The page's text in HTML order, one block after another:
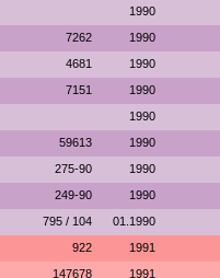
1990
7262 1990
4681 1990
7151 1990
1990
59613 1990
275-90 1990
249-90 1990
795 / 104 01.1990
922 1991
147678 1991